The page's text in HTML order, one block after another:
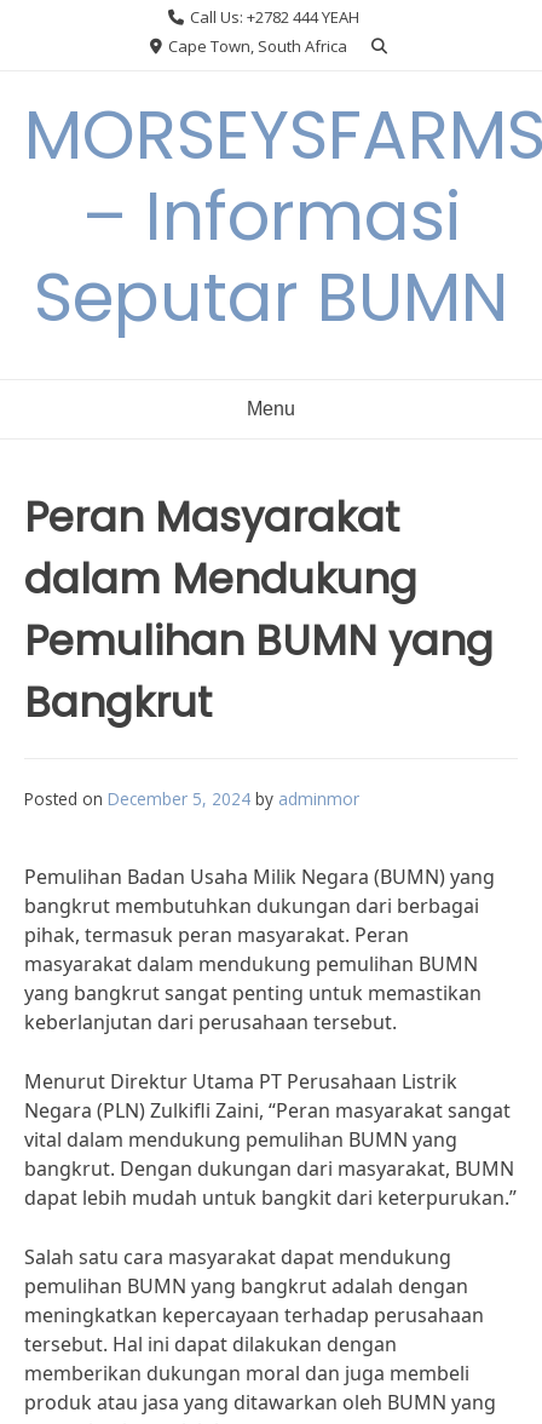
Call Us: +2782 444 YEAH
Cape Town, South Africa
– Informasi
Seputar BUMN
Menu
Peran Masyarakat
dalam Mendukung
Pemulihan BUMN yang
Bangkrut
Posted on December 5, 2024 by adminmor
Pemulihan Badan Usaha Milik Negara (BUMN) yang
bangkrut membutuhkan dukungan dari berbagai
pihak, termasuk peran masyarakat. Peran
masyarakat dalam mendukung pemulihan BUMN
yang bangkrut sangat penting untuk memastikan
keberlanjutan dari perusahaan tersebut.
Menurut Direktur Utama PT Perusahaan Listrik
Negara (PLN) Zulkifli Zaini, “Peran masyarakat sangat
vital dalam mendukung pemulihan BUMN yang
bangkrut. Dengan dukungan dari masyarakat, BUMN
dapat lebih mudah untuk bangkit dari keterpurukan.”
Salah satu cara masyarakat dapat mendukung
pemulihan BUMN yang bangkrut adalah dengan
meningkatkan kepercayaan terhadap perusahaan
tersebut. Hal ini dapat dilakukan dengan
memberikan dukungan moral dan juga membeli
produk atau jasa yang ditawarkan oleh BUMN yang